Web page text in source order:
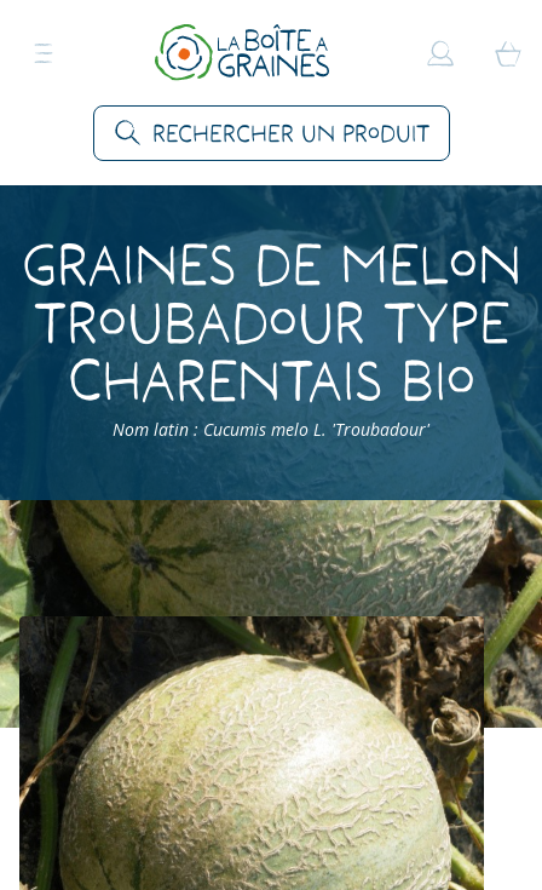
Rechercher un produit
Graines de Melon
Troubadour Type
Charentais Bio
Nom latin : Cucumis melo L. 'Troubadour'
Accueil > Produits > Graines Légumes > Melons >
Melon Troubadour Type Charentais Bio